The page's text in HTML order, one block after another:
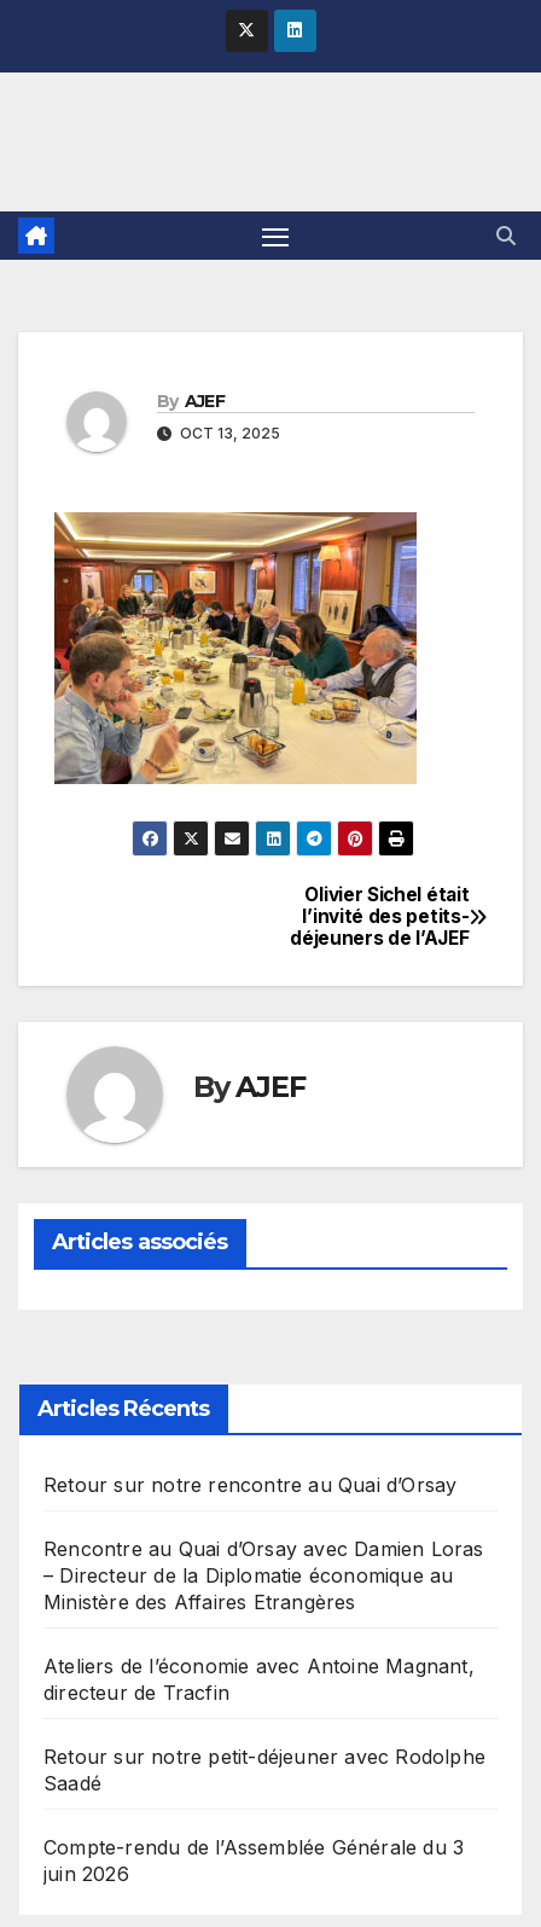
By AJEF
OCT 13, 2025
Olivier Sichel était
l’invité des petits-
déjeuners de l’AJEF
ByAJEF
Articles associés
Articles Récents
Retour sur notre rencontre au Quai d’Orsay
Rencontre au Quai d’Orsay avec Damien Loras
– Directeur de la Diplomatie économique au
Ministère des Affaires Etrangères
Ateliers de l’économie avec Antoine Magnant,
directeur de Tracfin
Retour sur notre petit-déjeuner avec Rodolphe
Saadé
Compte-rendu de l’Assemblée Générale du 3
juin 2026